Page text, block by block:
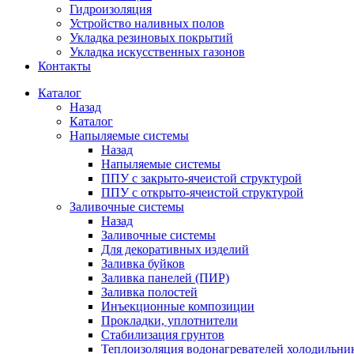
Гидроизоляция
Устройство наливных полов
Укладка резиновых покрытий
Укладка искусственных газонов
Контакты
Каталог
Назад
Каталог
Напыляемые системы
Назад
Напыляемые системы
ППУ с закрыто-ячеистой структурой
ППУ с открыто-ячеистой структурой
Заливочные системы
Назад
Заливочные системы
Для декоративных изделий
Заливка буйков
Заливка панелей (ПИР)
Заливка полостей
Инъекционные композиции
Прокладки, уплотнители
Стабилизация грунтов
Теплоизоляция водонагревателей